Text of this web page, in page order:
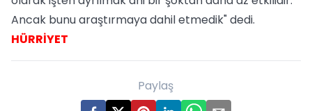
Ancak bunu araştırmaya dahil etmedik" dedi.
HÜRRİYET
Paylaş